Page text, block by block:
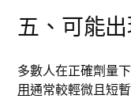
五、可能
多數人在正確劑量
用通常較輕微且短